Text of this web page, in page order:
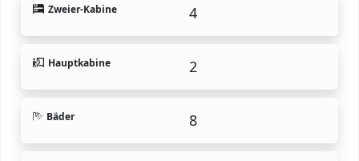
Zweier-Kabine 4
Hauptkabine 2
Bäder 8